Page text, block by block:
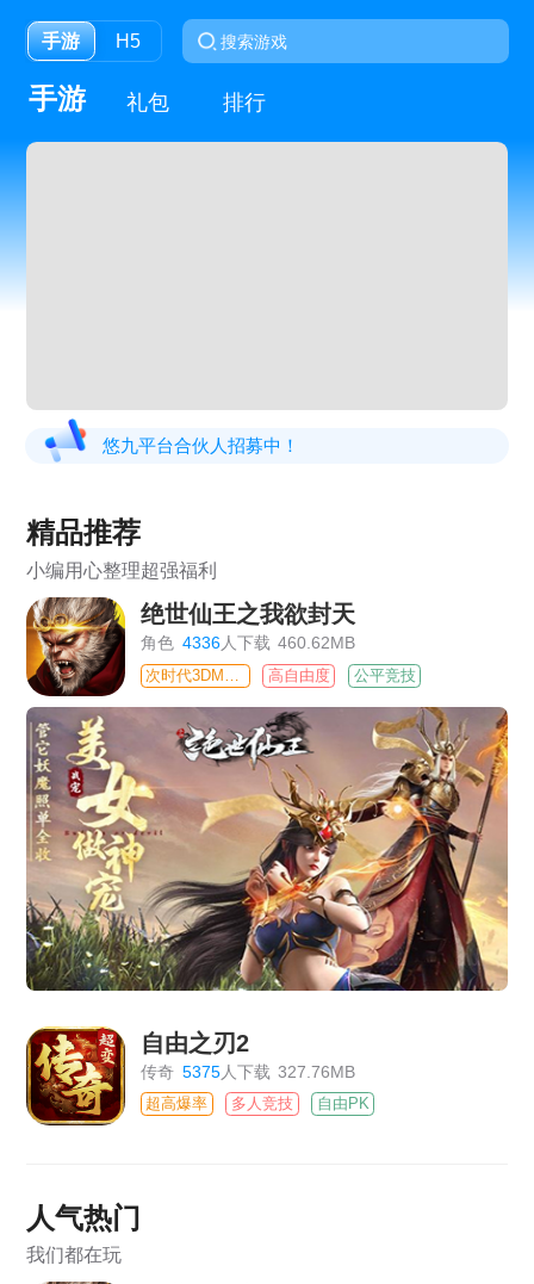
手游 H5
手游 礼包 排行
悠九平台合伙人招募中！
精品推荐
小编用心整理超强福利
绝世仙王之我欲封天
角色 4336人下载 460.62MB
高自由度 公平竞技
自由之刃2
传奇 5375人下载 327.76MB
超高爆率 多人竞技 自由PK
人气热门
我们都在玩